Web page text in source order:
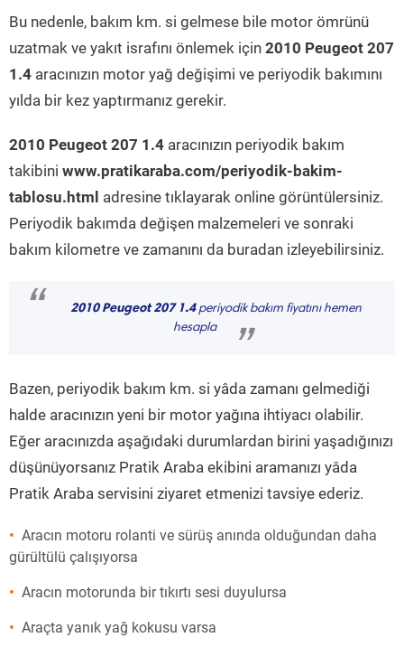
Bu nedenle, bakım km. si gelmese bile motor ömrünü
uzatmak ve yakıt israfını önlemek için 2010 Peugeot 207
1.4 aracınızın motor yağ değişimi ve periyodik bakımını
yılda bir kez yaptırmanız gerekir.
2010 Peugeot 207 1.4 aracınızın periyodik bakım
takibini www.pratikaraba.com/periyodik-bakim-
tablosu.html adresine tıklayarak online görüntülersiniz.
Periyodik bakımda değişen malzemeleri ve sonraki
bakım kilometre ve zamanını da buradan izleyebilirsiniz.
“ 2010 Peugeot 207 1.4periyodik bakım fiyatını hemen
hesapla
”
Bazen, periyodik bakım km. si yâda zamanı gelmediği
halde aracınızın yeni bir motor yağına ihtiyacı olabilir.
Eğer aracınızda aşağıdaki durumlardan birini yaşadığınızı
düşünüyorsanız Pratik Araba ekibini aramanızı yâda
Pratik Araba servisini ziyaret etmenizi tavsiye ederiz.
Aracın motoru rolanti ve sürüş anında olduğundan daha
gürültülü çalışıyorsa
Aracın motorunda bir tıkırtı sesi duyulursa
Araçta yanık yağ kokusu varsa